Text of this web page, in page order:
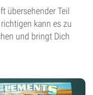
übersehender Teil
kann es zu
und bringt Dich